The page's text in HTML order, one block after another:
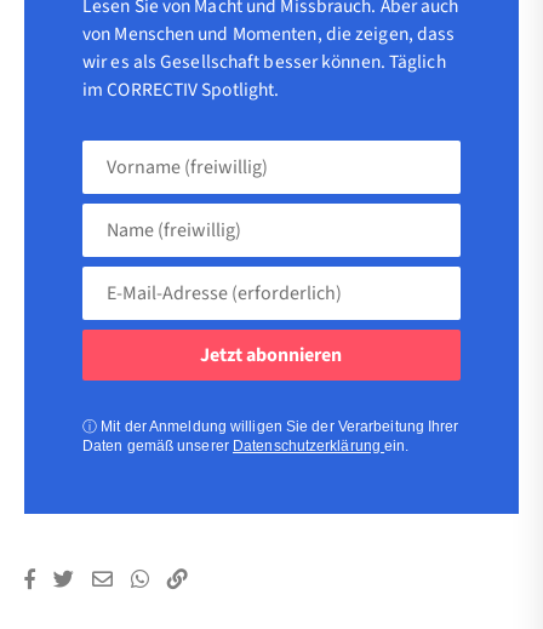
Lesen Sie von Macht und Missbrauch. Aber auch
von Menschen und Momenten, die zeigen, dass
wir es als Gesellschaft besser können. Täglich
im CORRECTIV Spotlight.
Vorname
Name
(freiwillig)
Adresse
ⓘ Mit der Anmeldung willigen Sie der Verarbeitung Ihrer
Daten gemäß unserer Datenschutzerklärungein.